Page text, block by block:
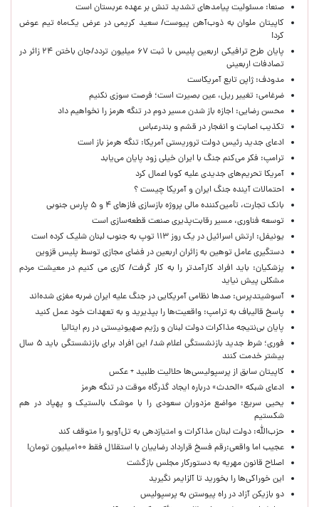
صنعا: مسئولیت پیامدهای تشدید تنش بر عهده عربستان است
کاپیتان ملوان به ذوب‌آهن پیوست/ سعید کریمی در عرض یک‌ماه تیم عوض
کرد!
پایان طرح ترافیکی اربعین پلیس با ثبت ۶۷ میلیون تردد/جان باختن ۲۴ زائر در
تصادفات اربعینی
مدودف: ژاپن تابع آمریکاست
ضرغامی: تغییر ریل، عین بصیرت است؛ فرصت سوزی نکنیم
محسن رضایی: اجازه باز شدن مسیر دوم در تنگه هرمز را نخواهیم داد
تکذیب اصابت و انفجار در قشم و بندرعباس
ادعای جدید رئیس دولت تروریستی آمریکا: تنگه هرمز باز است
ترامپ: فکر می‌کنم جنگ با ایران خیلی زود پایان می‌یابد
آمریکا تحریم‌های جدیدی علیه کوبا اعمال کرد
احتمالات آینده جنگ ایران و آمریکا چیست ؟
بانک تجارت، تأمین‌کننده مالی پروژه بازسازی فازهای ۴ و ۵ پارس جنوبی
توسعه فناوری، مسیر رقابت‌پذیری صنعت قطعه‌سازی است
یونیفل: ارتش اسرائیل در یک روز ۱۱۳ توپ به جنوب لبنان شلیک کرده است
دستگیری عامل توهین به زائران اربعین در فضای مجازی توسط پلیس قزوین
پزشکیان: باید افراد کارآمدتر را به کار گرفت/ کاری می کنیم در معیشت مردم
مشکلی پیش نیاید
آسوشیتدپرس: صدها نظامی آمریکایی در جنگ علیه ایران ضربه مغزی شده‌اند
پاسخ قالیباف به ترامپ: واقعیت‌ها را بپذیرید و به تعهدات خود عمل کنید
پایان بی‌نتیجه مذاکرات دولت لبنان و رژیم صهیونیستی در رم ایتالیا
فوری؛ شرط جدید بازنشستگی اعلام شد/ این افراد برای بازنشستگی باید ۵ سال
بیشتر خدمت کنند
کاپیتان سابق از پرسپولیسی‌ها حلالیت طلبید + عکس
ادعای شبکه «الحدث» درباره ایجاد گذرگاه موقت در تنگه هرمز
یحیی سریع: مواضع مزدوران سعودی را با موشک بالستیک و پهپاد در هم
شکستیم
حزب‌الله: دولت لبنان مذاکرات و امتیازدهی به تل‌آویو را متوقف کند
عجیب اما واقعی:رقم فسخ قرارداد رضاییان با استقلال فقط ۱۰۰میلیون تومان!
اصلاح قانون مهریه به دستورکار مجلس بازگشت
این خوراکی‌ها را بخورید تا آلزایمر نگیرید
دو بازیکن آزاد در راه پیوستن به پرسپولیس